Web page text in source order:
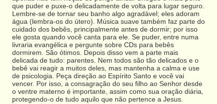
que puder e puxe-o delicadamente de volta para lugar seguro.
Lembre-se de tornar seu banho algo agradável; eles adoram
água (lembra-os do útero). Música suave também faz parte do
cuidado dos bebês, principalmente antes de dormir; por isso
ele gosta quando você canta para ele. Se puder, entre numa
livraria evangélica e pergunte sobre CDs para bebês
dormirem. São ótimos. Depois disso vem a parte mais
delicada de tudo: parentes. Nem todos são tão delicados e o
bebê vai reagir a muitos deles, mas mantenha a calma e use
de psicologia. Peça direção ao Espírito Santo e você vai
vencer. Por isso, a consagração do seu filho ao Senhor desde
o ventre materno é importante, assim como sua oração diária,
protegendo-o de tudo aquilo que não pertence a Jesus.